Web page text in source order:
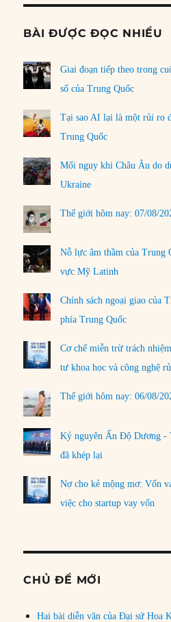
BÀI ĐƯỢC ĐỌC NHIỀU
Giai đoạn tiếp theo trong
số của Trung Quốc
Tại sao AI lại là một rủi ro
Trung Quốc
Mối nguy khi Châu Âu do
Ukraine
Thế giới hôm nay: 07/08/
Nỗ lực âm thầm của Trung
vực Mỹ Latinh
Chính sách ngoại giao của
phía Trung Quốc
Cơ chế miễn trừ trách
tư khoa học và công nghệ
Thế giới hôm nay: 06/08/
Kỷ nguyên Ấn Độ Dương -
đã khép lại
Nợ cho kẻ mộng mơ: Vốn
việc cho startup vay vốn
CHỦ ĐỀ MỚI
Hai bài diễn văn của Đại sứ Hoa